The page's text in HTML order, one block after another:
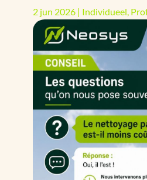
2 jun 2026| Individueel